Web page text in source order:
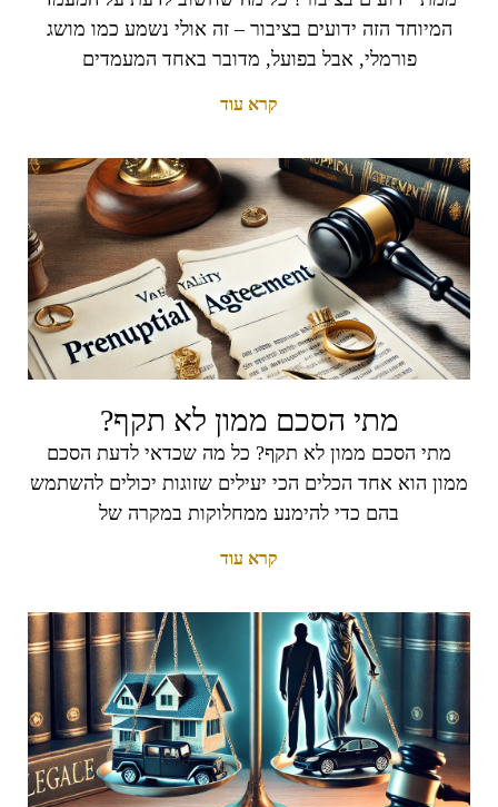
המיוחד הזה ידועים בציבור – זה אולי נשמע כמו מושג
פורמלי, אבל בפועל, מדובר באחד המעמדים
קרא עוד
מתי הסכם ממון לא תקף?
מתי הסכם ממון לא תקף? כל מה שכדאי לדעת הסכם
ממון הוא אחד הכלים הכי יעילים שזוגות יכולים להשתמש
בהם כדי להימנע ממחלוקות במקרה של
קרא עוד